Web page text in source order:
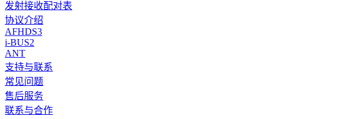
发射接收配对表
协议介绍
AFHDS3
i-BUS2
ANT
支持与联系
常见问题
售后服务
联系与合作